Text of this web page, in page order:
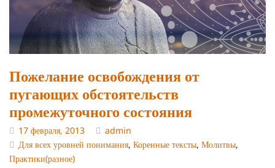
Пожелание освобождения от
пугающих обстоятельств
промежуточного состояния
17 февраля, 2013
admin
Для всех уровней понимания, Коренные тексты, Молитвы,
Практики(разное)